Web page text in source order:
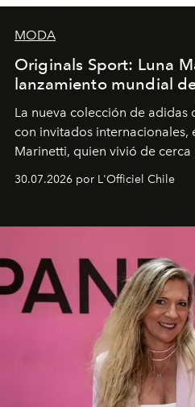
MODA
Originals Sport: Luna
lanzamiento mundial
La nueva colección de adidas
con invitados internacionales,
Marinetti, quien vivió de
30.07.2026 por L'Officiel Chile